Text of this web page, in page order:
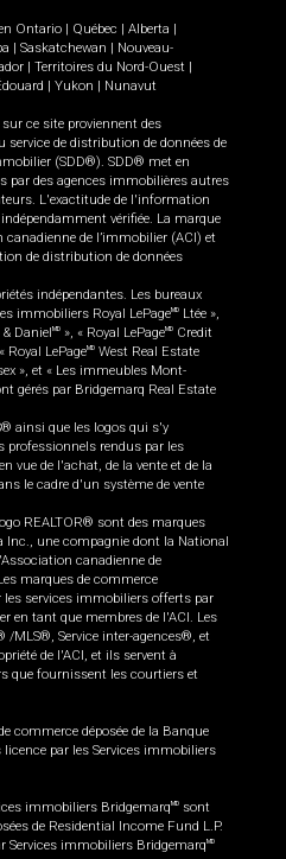
Ontario | Québec | Alberta |
| Saskatchewan | Nouveau-
| Territoires du Nord-Ouest |
| Yukon | Nunavut
ce site proviennent des
service de distribution de données de
(SDD®). SDD® met en
par des agences immobilières autres
L'exactitude de l'information
vérifiée. La marque
de l’immobilier (ACI) et
de distribution de données
indépendantes. Les bureaux
immobiliers Royal LePageMD
Ltée »,
DanielMD », « Royal LePageMD
Credit
Royal LePageMD West Real Estate
», et « Les immeubles Mont-
gérés par Bridgemarq Real Estate
ainsi que les logos qui s'y
professionnels rendus par les
vue de l'achat, de la vente et de la
le cadre d'un système de vente
REALTOR® sont des marques
Inc., une compagnie dont la National
canadienne de
marques de commerce
les services immobiliers offerts par
en tant que membres de l'ACI. Les
MLS®, Service inter-agences®, et
de l'ACI, et ils servent à
que fournissent les courtiers et
commerce déposée de la Banque
par les Services immobiliers
immobiliers BridgemarqMD
sont
de Residential Income Fund L.P.
Services immobiliers BridgemarqMD